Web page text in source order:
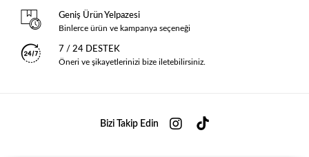
Geniş Ürün Yelpazesi
Binlerce ürün ve kampanya seçeneği
7 / 24 DESTEK
Öneri ve şikayetlerinizi bize iletebilirsiniz.
Bizi Takip Edin